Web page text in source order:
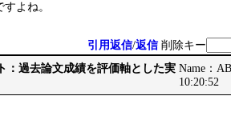
よね。
引用返信/返信 削除キー
過去論文成績を評価軸とした実 Name：
10:20:52